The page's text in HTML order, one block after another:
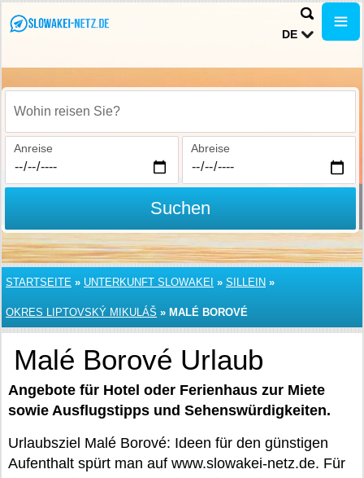
DE
Wohin reisen Sie?
Anreise Abreise
Suchen
STARTSEITE » UNTERKUNFT SLOWAKEI » SILLEIN »
OKRES LIPTOVSKÝ MIKULÁŠ » MALÉ BOROVÉ
Malé Borové Urlaub
Angebote für Hotel oder Ferienhaus zur Miete
sowie Ausflugstipps und Sehenswürdigkeiten.
Urlaubsziel Malé Borové: Ideen für den günstigen
Aufenthalt spürt man auf www.slowakei-netz.de. Für